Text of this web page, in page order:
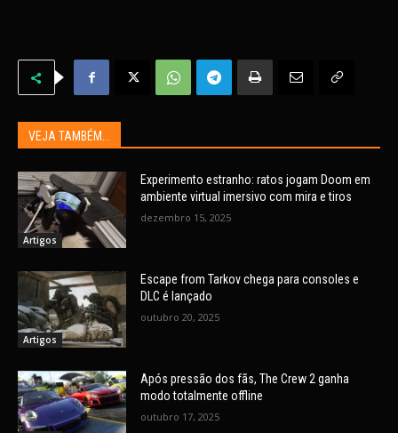
VEJA TAMBÉM...
Artigos
Experimento estranho: ratos jogam Doom em
ambiente virtual imersivo com mira e tiros
dezembro 15, 2025
Artigos
Escape from Tarkov chega para consoles e
DLC é lançado
outubro 20, 2025
Após pressão dos fãs, The Crew 2 ganha
modo totalmente offline
outubro 17, 2025